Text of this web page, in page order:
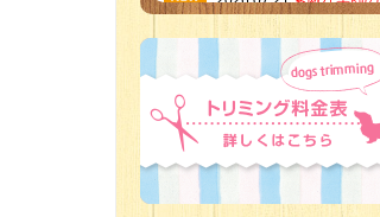
当店のイチオ
シにゃんこ
2026.07.15
ミニチュア
ピンシャーのご紹介
2026.07.09加古川店：可